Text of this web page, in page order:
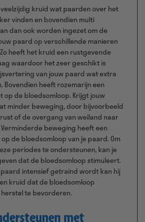
veelzijdig kruid wat paarden over het
vinden en bovendien multi
dan ook worden ingezet om de
paard op verschillende manieren
heeft het kruid een rustgevende
waardoor het zeer geschikt is
van jouw paard wat extra
Bovendien heeft rozemarijn een
op de bloedsomloop. Krijgt jouw
minder beweging, door bijvoorbeeld
of de overgang van weiland naar
beweging heeft een
de bloedsomloop van je paard. Om
periodes te ondersteunen, kan je
dat de bloedsomloop stimuleert.
paard intensief getraind wordt kan hij
kruid dat de bloedsomloop
te bevorderen.
met